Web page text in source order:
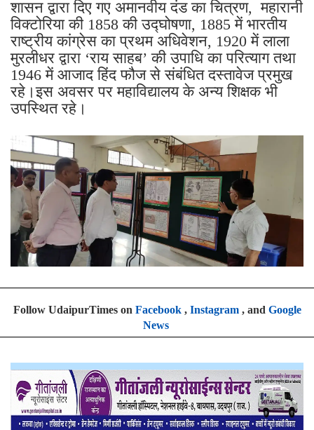
शासन द्वारा दिए गए अमानवीय दंड का चित्रण, महारानी
विक्टोरिया की 1858 की उद्घोषणा, 1885 में भारतीय
राष्ट्रीय कांग्रेस का प्रथम अधिवेशन, 1920 में लाला
मुरलीधर द्वारा ‘राय साहब’ की उपाधि का परित्याग तथा
1946 में आजाद हिंद फौज से संबंधित दस्तावेज प्रमुख
रहे।इस अवसर पर महाविद्यालय के अन्य शिक्षक भी
उपस्थित रहे।
Follow UdaipurTimes on Facebook, Instagram, and Google
News